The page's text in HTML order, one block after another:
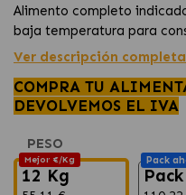
Alimento completo
baja temperatura para
nutricional y una
Este pienso está
necesidades
pesan 26-28 kgs o más.
Sus croquetas de
pausada.
Contribuye a la salud
gran tamaño,
Ver descripción completa
COMPRA TU
DEVOLVEMOS EL IVA
PESO
Mejor €/Kg
12 Kg
Pack